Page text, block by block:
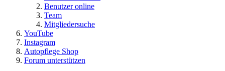
Benutzer online
Team
Mitgliedersuche
YouTube
Instagram
Autopflege Shop
Forum unterstützen